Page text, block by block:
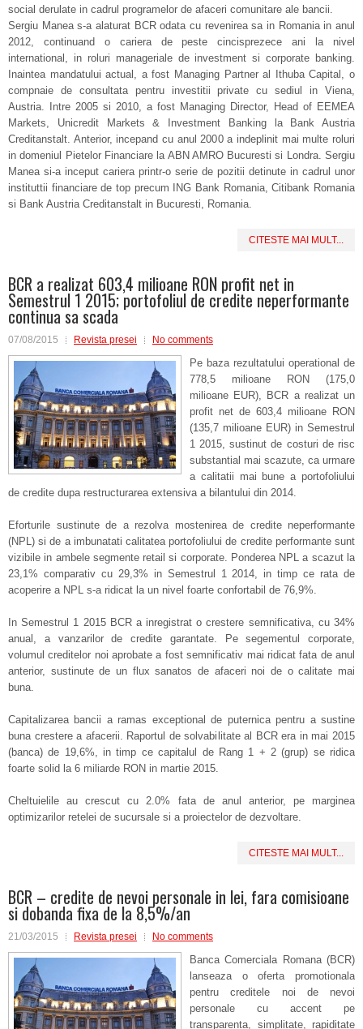
social derulate in cadrul programelor de afaceri comunitare ale bancii.
Sergiu Manea s-a alaturat BCR odata cu revenirea sa in Romania in anul
2012, continuand o cariera de peste cincisprezece ani la nivel
international, in roluri manageriale de investment si corporate banking.
Inaintea mandatului actual, a fost Managing Partner al Ithuba Capital, o
compnaie de consultata pentru investitii private cu sediul in Viena,
Austria. Intre 2005 si 2010, a fost Managing Director, Head of EEMEA
Markets, Unicredit Markets & Investment Banking la Bank Austria
Creditanstalt. Anterior, incepand cu anul 2000 a indeplinit mai multe roluri
in domeniul Pietelor Financiare la ABN AMRO Bucuresti si Londra. Sergiu
Manea si-a inceput cariera printr-o serie de pozitii detinute in cadrul unor
instituttii financiare de top precum ING Bank Romania, Citibank Romania
si Bank Austria Creditanstalt in Bucuresti, Romania.
CITESTE MAI MULT...
BCR a realizat 603,4 milioane RON profit net in
Semestrul 1 2015; portofoliul de credite neperformante
continua sa scada
07/08/2015 Revista presei No comments
Pe baza rezultatului operational de
778,5 milioane RON (175,0
milioane EUR), BCR a realizat un
profit net de 603,4 milioane RON
(135,7 milioane EUR) in Semestrul
1 2015, sustinut de costuri de risc
substantial mai scazute, ca urmare
a calitatii mai bune a portofoliului
de credite dupa restructurarea extensiva a bilantului din 2014.
Eforturile sustinute de a rezolva mostenirea de credite neperformante
(NPL) si de a imbunatati calitatea portofoliului de credite performante sunt
vizibile in ambele segmente retail si corporate. Ponderea NPL a scazut la
23,1% comparativ cu 29,3% in Semestrul 1 2014, in timp ce rata de
acoperire a NPL s-a ridicat la un nivel foarte confortabil de 76,9%.
In Semestrul 1 2015 BCR a inregistrat o crestere semnificativa, cu 34%
anual, a vanzarilor de credite garantate. Pe segementul corporate,
volumul creditelor noi aprobate a fost semnificativ mai ridicat fata de anul
anterior, sustinute de un flux sanatos de afaceri noi de o calitate mai
buna.
Capitalizarea bancii a ramas exceptional de puternica pentru a sustine
buna crestere a afacerii. Raportul de solvabilitate al BCR era in mai 2015
(banca) de 19,6%, in timp ce capitalul de Rang 1 + 2 (grup) se ridica
foarte solid la 6 miliarde RON in martie 2015.
Cheltuielile au crescut cu 2.0% fata de anul anterior, pe marginea
optimizarilor retelei de sucursale si a proiectelor de dezvoltare.
CITESTE MAI MULT...
BCR – credite de nevoi personale in lei, fara comisioane
si dobanda fixa de la 8,5%/an
21/03/2015 Revista presei No comments
Banca Comerciala Romana (BCR)
lanseaza o oferta promotionala
pentru creditele noi de nevoi
personale cu accent pe
transparenta, simplitate, rapiditate